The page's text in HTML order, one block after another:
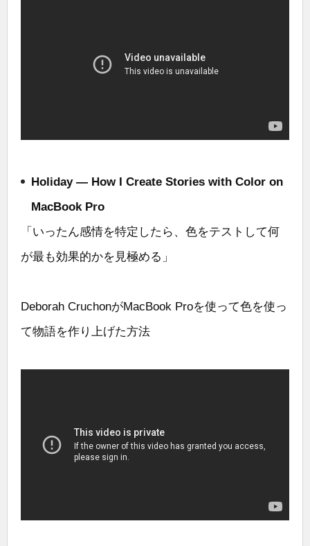
Holiday — How I Create Stories with Color on
MacBook Pro
「いったん感情を特定したら、色をテストして何
が最も効果的かを見極める」
Deborah CruchonがMacBook Proを使って色を使っ
て物語を作り上げた方法